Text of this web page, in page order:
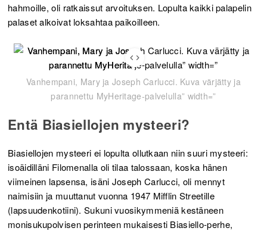
hahmoille, oli ratkaissut arvoituksen. Lopulta kaikki palapelin
palaset alkoivat loksahtaa paikoilleen.
Vanhempani, Mary ja Joseph Carlucci. Kuva värjätty ja
parannettu MyHeritage-palvelulla” width=”
Entä Biasiellojen mysteeri?
Biasiellojen mysteeri ei lopulta ollutkaan niin suuri mysteeri:
isoäidilläni Filomenalla oli tilaa talossaan, koska hänen
viimeinen lapsensa, isäni Joseph Carlucci, oli mennyt
naimisiin ja muuttanut vuonna 1947 Mifflin Streetille
(lapsuudenkotiini). Sukuni vuosikymmeniä kestäneen
monisukupolvisen perinteen mukaisesti Biasiello-perhe,